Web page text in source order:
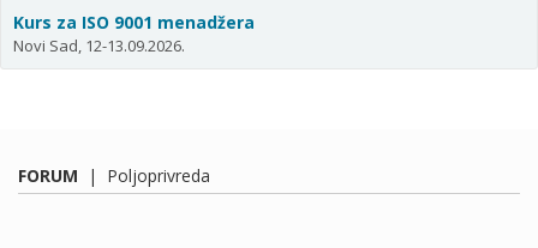
Kurs za ISO 9001 menadžera
Novi Sad, 12-13.09.2026.
FORUM | Poljoprivreda